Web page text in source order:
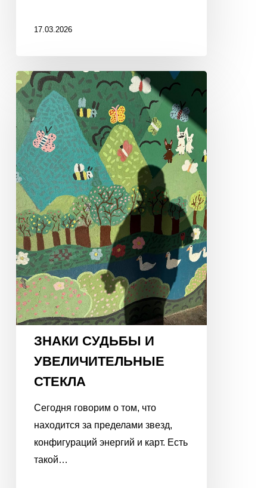
17.03.2026
ЗНАКИ
СУДЬБЫ
УВЕЛИЧИТЕЛЬНЫЕ
СТЕКЛА
ЗНАКИ СУДЬБЫ И
УВЕЛИЧИТЕЛЬНЫЕ
СТЕКЛА
Сегодня говорим о том, что
находится за пределами звезд,
конфигураций энергий и карт. Есть
такой…